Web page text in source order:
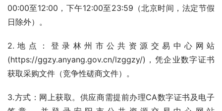
00:00至12:00，下午12:00至23:59（北京时间，法定节假
日除外）。
2.地点：登录林州市公共资源交易中心网站
(https://ggzy.anyang.gov.cn/lzggzy/)，凭企业数字证书
获取采购文件（竞争性磋商文件）。
3.方式：网上获取。供应商需提前办理CA数字证书及电子